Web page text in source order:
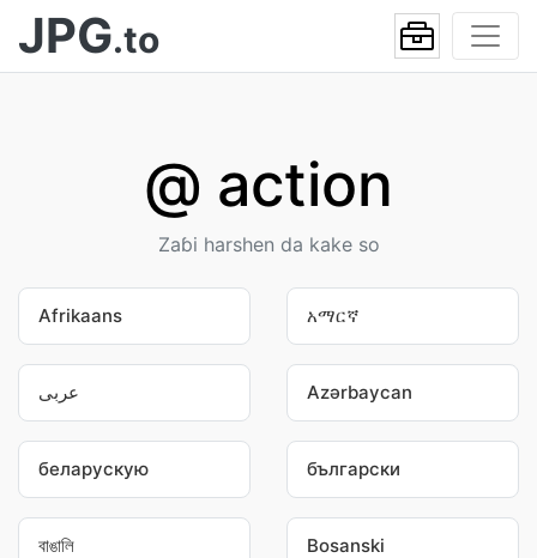
JPG.to
@ action
Zaɓi harshen da kake so
Afrikaans አማርኛ
عربى Azərbaycan
беларускую български
বাঙালি Bosanski